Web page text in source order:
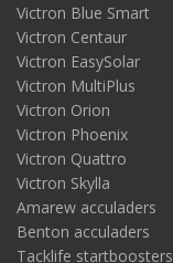
Victron Blue Smart
Victron Centaur
Victron EasySolar
Victron MultiPlus
Victron Orion
Victron Phoenix
Victron Quattro
Victron Skylla
Amarew acculaders
Benton acculaders
Tacklife startboosters